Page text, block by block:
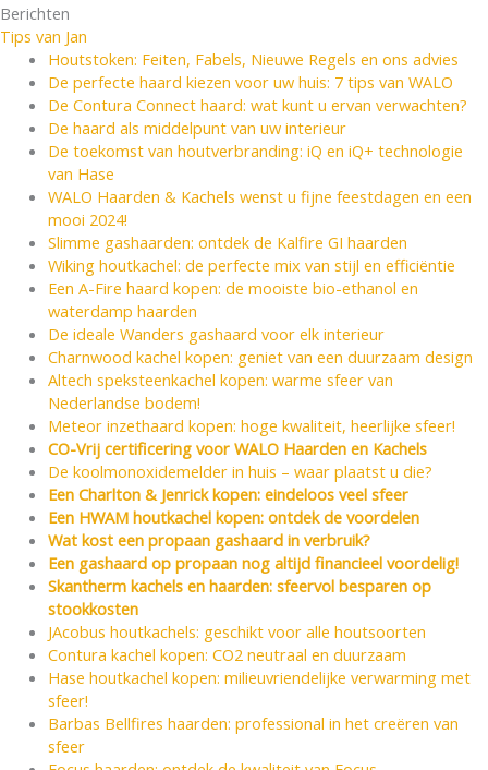
Berichten
Tips van Jan
Houtstoken: Feiten, Fabels, Nieuwe Regels en ons advies
De perfecte haard kiezen voor uw huis: 7 tips van WALO
De Contura Connect haard: wat kunt u ervan verwachten?
De haard als middelpunt van uw interieur
De toekomst van houtverbranding: iQ en iQ+ technologie
van Hase
WALO Haarden & Kachels wenst u fijne feestdagen en een
mooi 2024!
Slimme gashaarden: ontdek de Kalfire GI haarden
Wiking houtkachel: de perfecte mix van stijl en efficiëntie
Een A-Fire haard kopen: de mooiste bio-ethanol en
waterdamp haarden
De ideale Wanders gashaard voor elk interieur
Charnwood kachel kopen: geniet van een duurzaam design
Altech speksteenkachel kopen: warme sfeer van
Nederlandse bodem!
Meteor inzethaard kopen: hoge kwaliteit, heerlijke sfeer!
CO-Vrij certificering voor WALO Haarden en Kachels
De koolmonoxidemelder in huis – waar plaatst u die?
Een Charlton & Jenrick kopen: eindeloos veel sfeer
Een HWAM houtkachel kopen: ontdek de voordelen
Wat kost een propaan gashaard in verbruik?
Een gashaard op propaan nog altijd financieel voordelig!
Skantherm kachels en haarden: sfeervol besparen op
stookkosten
JAcobus houtkachels: geschikt voor alle houtsoorten
Contura kachel kopen: CO2 neutraal en duurzaam
Hase houtkachel kopen: milieuvriendelijke verwarming met
sfeer!
Barbas Bellfires haarden: professional in het creëren van
sfeer